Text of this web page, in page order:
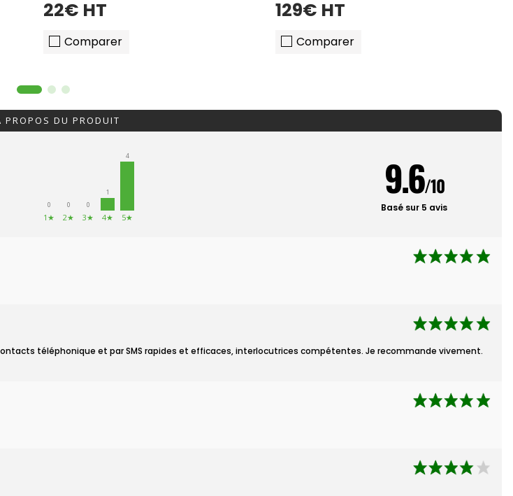
22€ HT
Comparer
129€ HT
Comparer
PROPOS DU PRODUIT
0
1★
0
2★
0
3★
1
4★
4
5★
9.6/10
Basé sur 5 avis
téléphonique et par SMS rapides et efficaces, interlocutrices compétentes. Je recommande vivement.